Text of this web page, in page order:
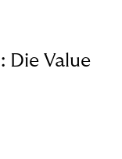
Die Value